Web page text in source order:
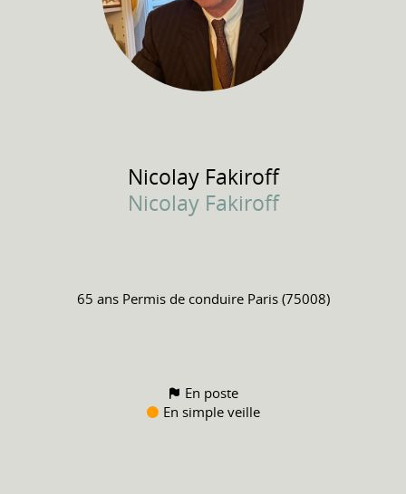
Nicolay Fakiroff
Nicolay Fakiroff
65 ans Permis de conduire Paris (75008)
En poste
En simple veille